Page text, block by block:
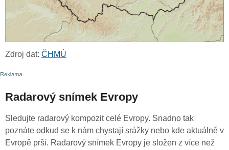
Zdroj dat: ČHMÚ
Radarový snímek Evropy
Sledujte radarový kompozit celé Evropy. Snadno tak
poznáte odkud se k nám chystají srážky nebo kde aktuálně v
Evropě prší. Radarový snímek Evropy je složen z více než